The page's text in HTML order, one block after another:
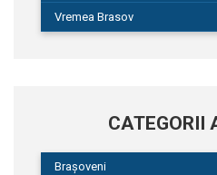
Vremea Brasov
CATEGORII
Brașoveni